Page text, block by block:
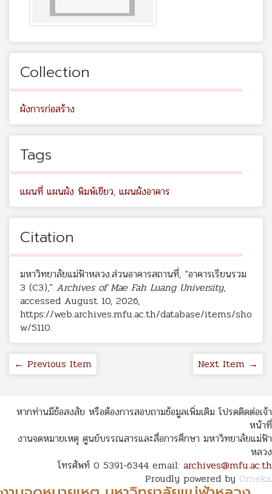
Collection
ผังการก่อสร้าง
Tags
แผนที่ แผนผัง พิมพ์เขียว, แผนผังอาคาร
Citation
มหาวิทยาลัยแม่ฟ้าหลวง.ส่วนอาคารสถานที่, “อาคารเรียนรวม
3 (C3),” Archives of Mae Fah Luang University,
accessed August 10, 2026,
https://web.archives.mfu.ac.th/database/items/sho
w/5110.
← Previous Item Next Item →
หากท่านมีข้อสงสัย หรือต้องการสอบถามข้อมูลเพิ่มเติม โปรดติดต่อเจ้า
หน้าที่
งานจดหมายเหตุ ศูนย์บรรณสารและสื่อการศึกษา มหาวิทยาลัยแม่ฟ้า
หลวง
โทรศัพท์ 0 5391-6344 email: archives@mfu.ac.th
Proudly powered by Omeka.